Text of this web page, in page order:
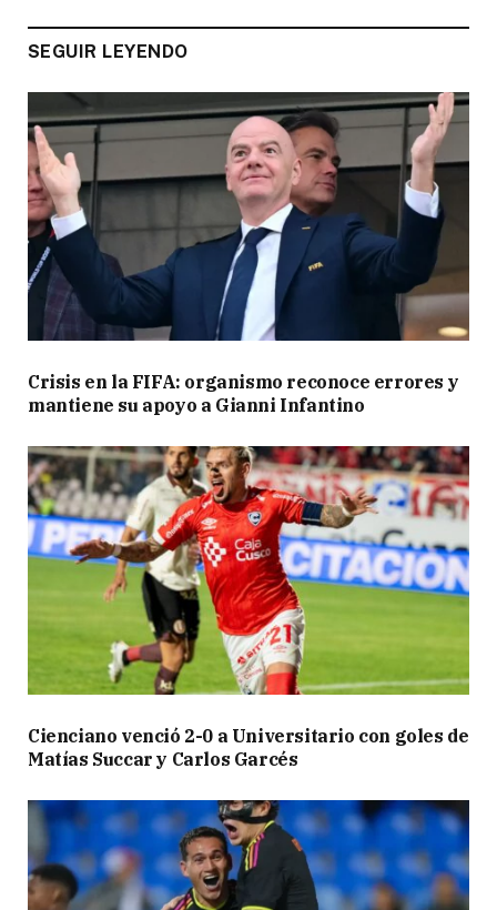
SEGUIR LEYENDO
Crisis en la FIFA: organismo reconoce errores y
mantiene su apoyo a Gianni Infantino
Cienciano venció 2-0 a Universitario con goles de
Matías Succar y Carlos Garcés